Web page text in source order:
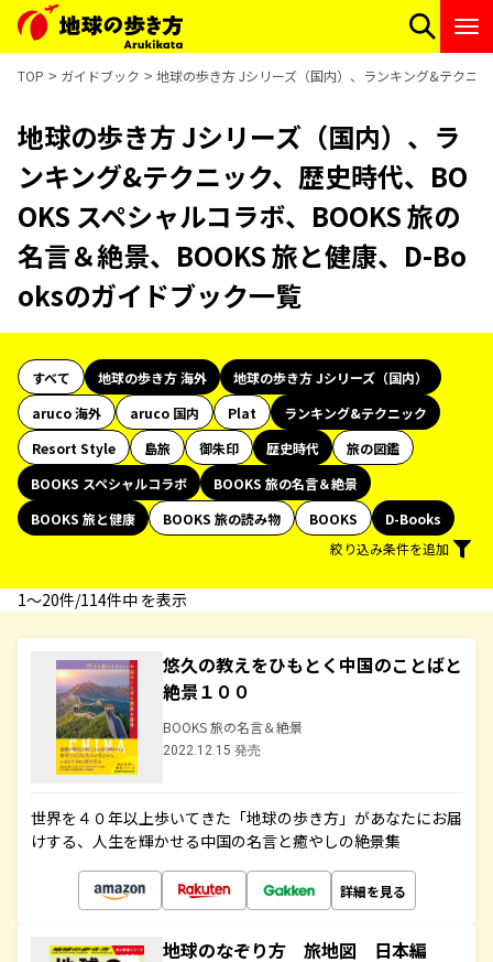
TOP ガイドブック 地球の歩き方 Jシリーズ（国内）、ランキング&テクニ
地球の歩き方 Jシリーズ（国内）、ラ
ンキング&テクニック、歴史時代、BO
OKS スペシャルコラボ、BOOKS 旅の
名言＆絶景、BOOKS 旅と健康、D-Bo
oksのガイドブック一覧
すべて 地球の歩き方 海外
地球の歩き方 Jシリーズ（国内）
aruco 海外
aruco 国内 Plat
ランキング&テクニック
Resort Style
島旅 御朱印 歴史時代
旅の図鑑
BOOKS スペシャルコラボ
BOOKS 旅の名言＆絶景
BOOKS 旅と健康
BOOKS 旅の読み物 BOOKS
D-Books
絞り込み条件を追加
1〜20件/114件中 を表示
悠久の教えをひもとく中国のことばと
絶景１００
BOOKS 旅の名言＆絶景
2022.12.15 発売
世界を４０年以上歩いてきた「地球の歩き方」があなたにお届
けする、人生を輝かせる中国の名言と癒やしの絶景集
詳細を見る
地球のなぞり方 旅地図 日本編